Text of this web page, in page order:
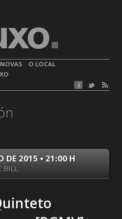
NOVAS
O LOCAL
DE 2015 • 21:00 H
BILL.